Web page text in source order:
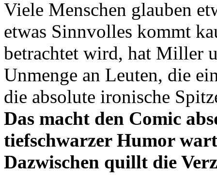
Viele Menschen glauben
etwas Sinnvolles kommt
betrachtet wird, hat Miller
Unmenge an Leuten, die
die absolute ironische
Das macht den Comic
tiefschwarzer Humor
Dazwischen quillt die